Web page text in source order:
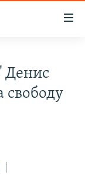
Денис
свободу